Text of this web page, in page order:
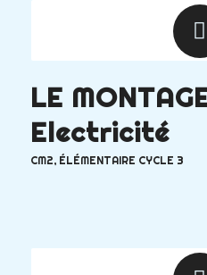
LE
Electricité
CM2, ÉLÉMENTAIRE CYCLE 3